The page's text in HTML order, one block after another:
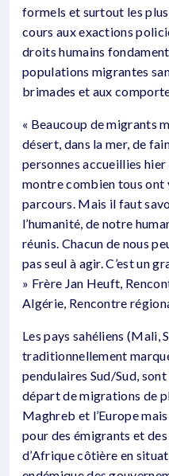
formels et surtout les
cours aux exactions
droits humains
populations migrantes
brimades et aux
« Beaucoup de migrants
désert, dans la mer, de
personnes accueillies
montre combien tous ont
parcours. Mais il faut
l’humanité, de notre
réunis. Chacun de nous
pas seul à agir. C’est un
» Frère Jan Heuft,
Algérie, Rencontre
Les pays sahéliens (Mali,
traditionnellement
pendulaires Sud/Sud,
départ de migrations de
Maghreb et l’Europe
pour des émigrants et
d’Afrique côtière en